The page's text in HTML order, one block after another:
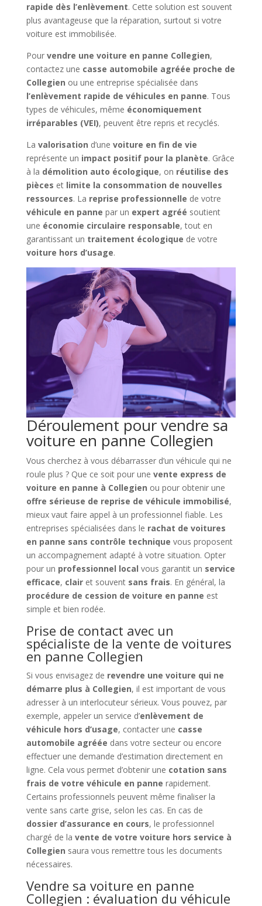
rapide dès l’enlèvement. Cette solution est souvent
plus avantageuse que la réparation, surtout si votre
voiture est immobilisée.
Pour vendre une voiture en panne Collegien,
contactez une casse automobile agréée proche de
Collegien ou une entreprise spécialisée dans
l’enlèvement rapide de véhicules en panne. Tous
types de véhicules, même économiquement
irréparables (VEI), peuvent être repris et recyclés.
La valorisation d’une voiture en fin de vie
représente un impact positif pour la planète. Grâce
à la démolition auto écologique, on réutilise des
pièces et limite la consommation de nouvelles
ressources. La reprise professionnelle de votre
véhicule en panne par un expert agréé soutient
une économie circulaire responsable, tout en
garantissant un traitement écologique de votre
voiture hors d’usage.
Déroulement pour vendre sa
voiture en panne Collegien
Vous cherchez à vous débarrasser d’un véhicule qui ne
roule plus ? Que ce soit pour une vente express de
voiture en panne à Collegien ou pour obtenir une
offre sérieuse de reprise de véhicule immobilisé,
mieux vaut faire appel à un professionnel fiable. Les
entreprises spécialisées dans le rachat de voitures
en panne sans contrôle technique vous proposent
un accompagnement adapté à votre situation. Opter
pour un professionnel local vous garantit un service
efficace, clairet souvent sans frais. En général, la
procédure de cession de voiture en panne est
simple et bien rodée.
Prise de contact avec un
spécialiste de la vente de voitures
en panne Collegien
Si vous envisagez de revendre une voiture qui ne
démarre plus à Collegien, il est important de vous
adresser à un interlocuteur sérieux. Vous pouvez, par
exemple, appeler un service d’enlèvement de
véhicule hors d’usage, contacter une casse
automobile agréée dans votre secteur ou encore
effectuer une demande d’estimation directement en
ligne. Cela vous permet d’obtenir une cotation sans
frais de votre véhicule en panne rapidement.
Certains professionnels peuvent même finaliser la
vente sans carte grise, selon les cas. En cas de
dossier d’assurance en cours, le professionnel
chargé de la vente de votre voiture hors service à
Collegien saura vous remettre tous les documents
nécessaires.
Vendre sa voiture en panne
Collegien : évaluation du véhicule